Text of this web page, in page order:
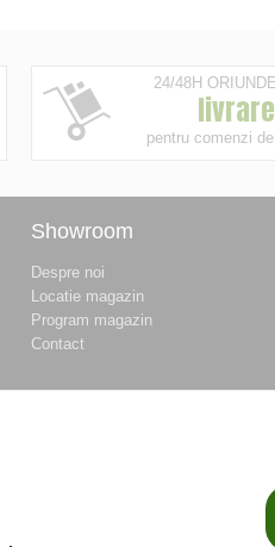
24/48H
pentru comenzi
Showroom
Despre noi
Locatie magazin
Program magazin
Contact